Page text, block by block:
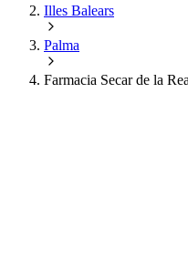
Illes Balears
Palma
Farmacia Secar de la